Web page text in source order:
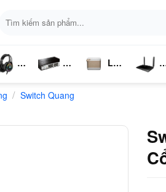
Chia
Loa
/ Switch Quang